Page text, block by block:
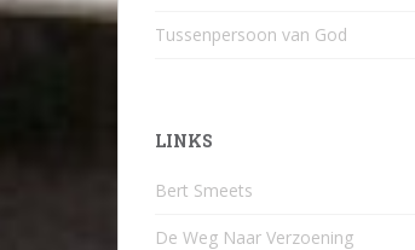
Tussenpersoon van God
LINKS
Bert Smeets
De Weg Naar Verzoening